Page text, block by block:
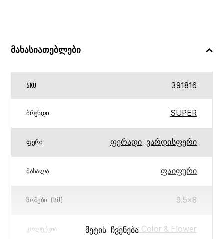
მახასიათებლები
SKU 391816
ᲑᲠᲔᲜᲓᲘ SUPER
ᲤᲔᲠᲘ ფერადი, ვარდისფერი
ᲛᲐᲡᲐᲚᲐ ფაიფური
ᲖᲝᲛᲔᲑᲘ (ᲡᲛ) 9.5×8
ᲙᲝᲚᲔᲥᲪᲘᲐ Super Color & Flower
ᲛᲔᲢᲘᲡ ᲩᲕᲔᲜᲔᲑᲐ